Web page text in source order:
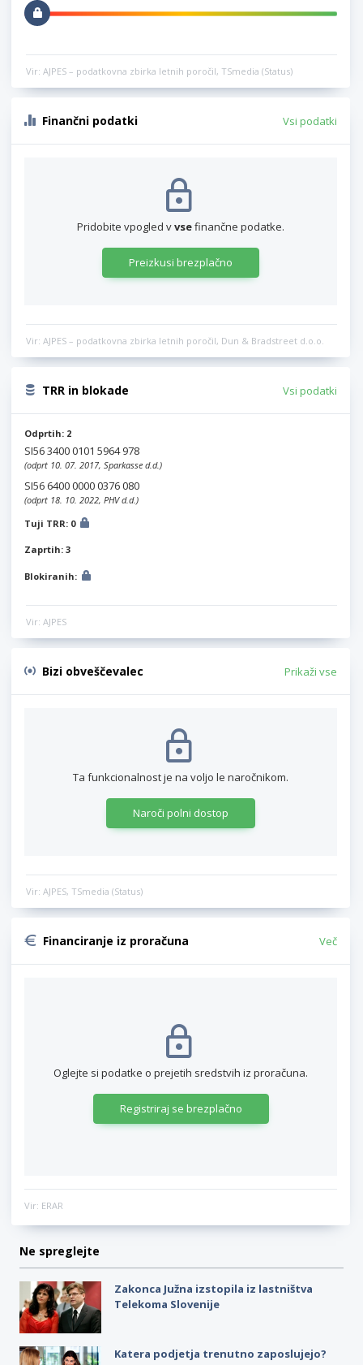
Vir: AJPES – podatkovna zbirka letnih poročil, TSmedia (Status)
Finančni podatki Vsi podatki
Pridobite vpogled vvsefinančne podatke.
Preizkusi brezplačno
Vir: AJPES – podatkovna zbirka letnih poročil, Dun & Bradstreet d.o.o.
TRR in blokade Vsi podatki
Odprtih: 2
SI56 3400 0101 5964 978
(odprt 10. 07. 2017, Sparkasse d.d.)
SI56 6400 0000 0376 080
(odprt 18. 10. 2022, PHV d.d.)
Tuji TRR: 0
Zaprtih: 3
Blokiranih:
Vir: AJPES
Bizi obveščevalec Prikaži vse
Ta funkcionalnost je na voljo le naročnikom.
Naroči polni dostop
Vir: AJPES, TSmedia (Status)
Financiranje iz proračuna Več
Oglejte si podatke o prejetih sredstvih iz proračuna.
Registriraj se brezplačno
Vir: ERAR
Ne spreglejte
Zakonca Južna izstopila iz lastništva
Telekoma Slovenije
Katera podjetja trenutno zaposlujejo?